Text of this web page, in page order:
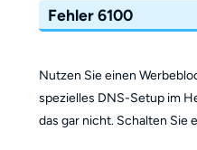
Fehler 6100
Nutzen Sie einen
spezielles DNS-Setup im
das gar nicht. Schalten Sie